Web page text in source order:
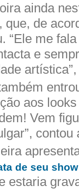
ainda
que, de
“Ele me
e
aos
Vem
contou
de seu
estaria